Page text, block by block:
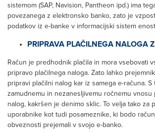
sistemom (SAP, Navision, Pantheon ipd.) ima
povezanega z elektronsko banko, zato je
podatkov iz e-banke v informacijski sistem
PRIPRAVA PLAČILNEGA NALOGA
Račun je predhodnik plačila in mora vsebovati
pripravo plačilnega naloga. Zato lahko
pripravi plačilni nalog kar iz samega e-računa.
zamudnemu in nezanesljivemu ročnemu vnosu
nalog, kakršen je denimo sklic. To velja tako za
uporabnike kot tudi posameznike, ki bodo
obveznosti prejemali v svojo e-banko.